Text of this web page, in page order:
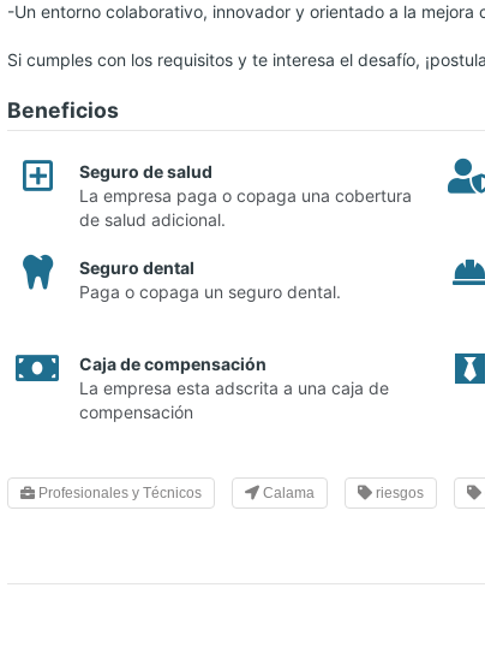
-Un entorno colaborativo, innovador y orientado a la mejora
Si cumples con los requisitos y te interesa el desafío,
Beneficios
Seguro de salud
La empresa paga o copaga una cobertura
de salud adicional.
Seguro dental
Paga o copaga un seguro dental.
Caja de compensación
La empresa esta adscrita a una caja de
compensación
Profesionales y Técnicos Calama riesgos